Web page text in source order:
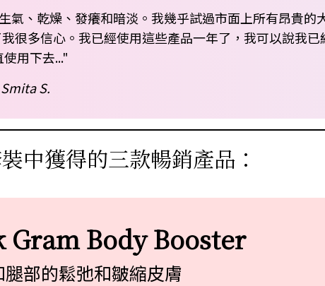
氣、乾燥、發癢和暗淡。我幾乎試過市面上所有昂貴的
很多信心。我已經使用這些產品一年了，我可以說我已
用下去..."
S.
中獲得的三款暢銷產品：
Gram Body Booster
部的鬆弛和皺縮皮膚